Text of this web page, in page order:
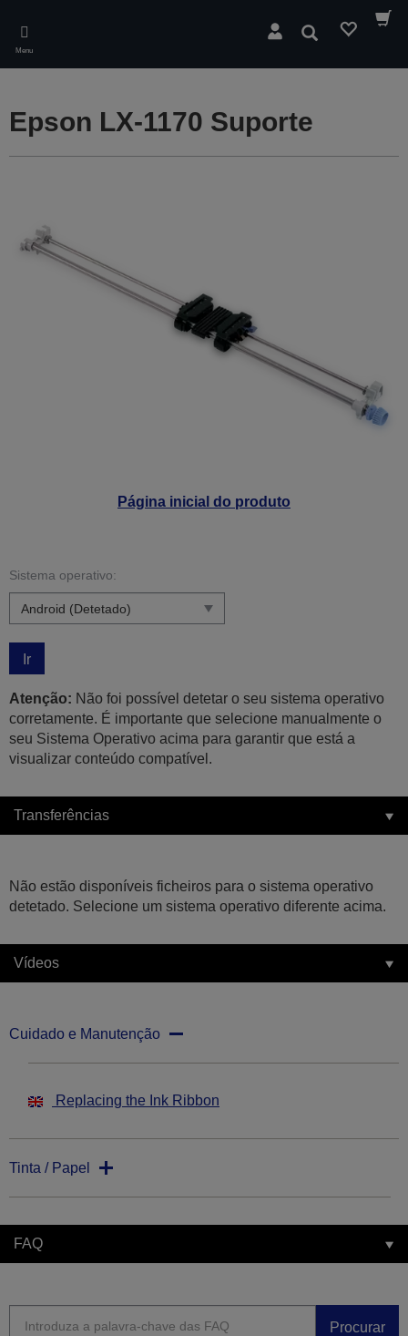
main
content
Menu
Pesquisar
Página inicial do produto
Epson LX-1170 Suporte
Sistema operativo:
Ir
Atenção: Não foi possível detetar o seu sistema operativo
corretamente. É importante que selecione manualmente o
seu Sistema Operativo acima para garantir que está a
visualizar conteúdo compatível.
Transferências
Não estão disponíveis ficheiros para o sistema operativo
detetado. Selecione um sistema operativo diferente acima.
Vídeos
Cuidado e Manutenção
Replacing the Ink Ribbon
Tinta / Papel
FAQ
Procurar